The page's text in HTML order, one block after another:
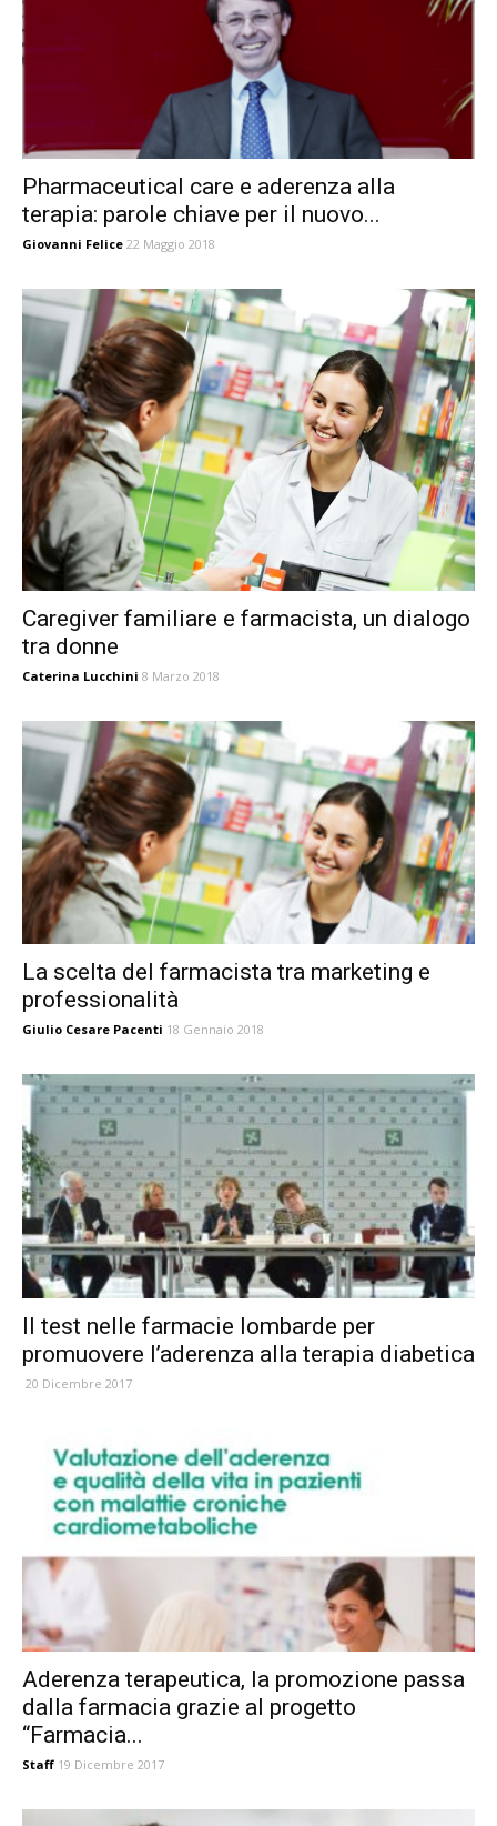
Pharmaceutical care e aderenza alla
terapia: parole chiave per il nuovo...
Giovanni Felice 22 Maggio 2018
Caregiver familiare e farmacista, un dialogo
tra donne
Caterina Lucchini 8 Marzo 2018
La scelta del farmacista tra marketing e
professionalità
Giulio Cesare Pacenti 18 Gennaio 2018
Il test nelle farmacie lombarde per
promuovere l’aderenza alla terapia diabetica
20 Dicembre 2017
Aderenza terapeutica, la promozione passa
dalla farmacia grazie al progetto
“Farmacia...
Staff 19 Dicembre 2017